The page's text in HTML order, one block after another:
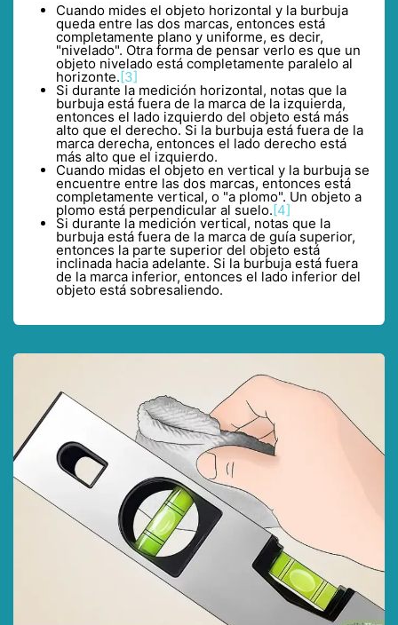
Cuando mides el objeto horizontal y la burbuja
queda entre las dos marcas, entonces está
completamente plano y uniforme, es decir,
"nivelado". Otra forma de pensar verlo es que un
objeto nivelado está completamente paralelo al
horizonte.[3]
Si durante la medición horizontal, notas que la
burbuja está fuera de la marca de la izquierda,
entonces el lado izquierdo del objeto está más
alto que el derecho. Si la burbuja está fuera de la
marca derecha, entonces el lado derecho está
más alto que el izquierdo.
Cuando midas el objeto en vertical y la burbuja se
encuentre entre las dos marcas, entonces está
completamente vertical, o "a plomo". Un objeto a
plomo está perpendicular al suelo.[4]
Si durante la medición vertical, notas que la
burbuja está fuera de la marca de guía superior,
entonces la parte superior del objeto está
inclinada hacia adelante. Si la burbuja está fuera
de la marca inferior, entonces el lado inferior del
objeto está sobresaliendo.